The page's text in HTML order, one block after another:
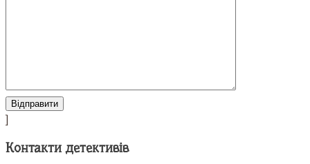
]
Контакти детективів